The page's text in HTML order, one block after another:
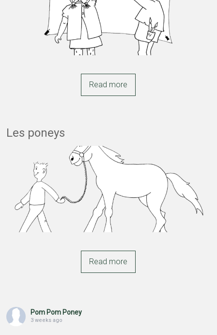
Read more
Les poneys
Read more
Pom Pom Poney
3 weeks ago